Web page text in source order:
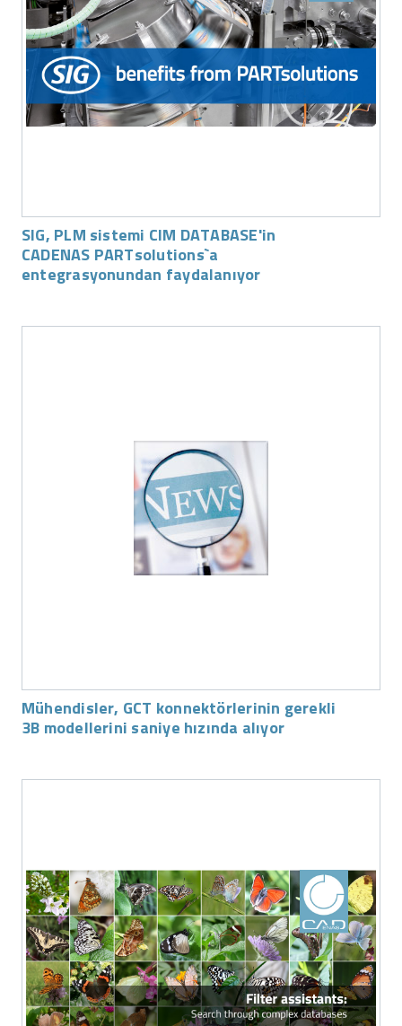
SIG, PLM sistemi CIM DATABASE'in
CADENAS PARTsolutions`a
entegrasyonundan faydalanıyor
Mühendisler, GCT konnektörlerinin gerekli
3B modellerini saniye hızında alıyor